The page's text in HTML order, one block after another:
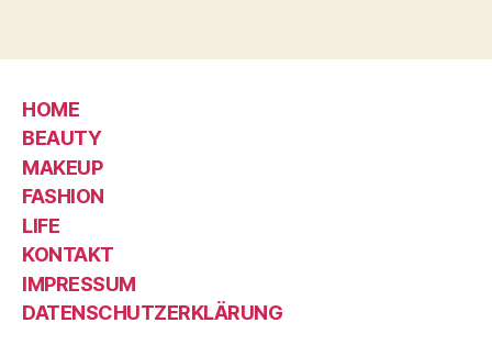
HOME
BEAUTY
MAKEUP
FASHION
LIFE
KONTAKT
IMPRESSUM
DATENSCHUTZERKLÄRUNG